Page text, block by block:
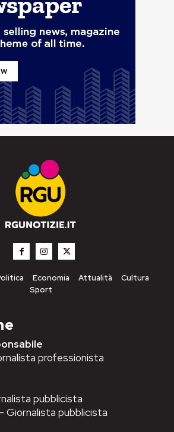
Economia Attualità
Cultura
Sport
professionista
pubblicista
Giornalista pubblicista